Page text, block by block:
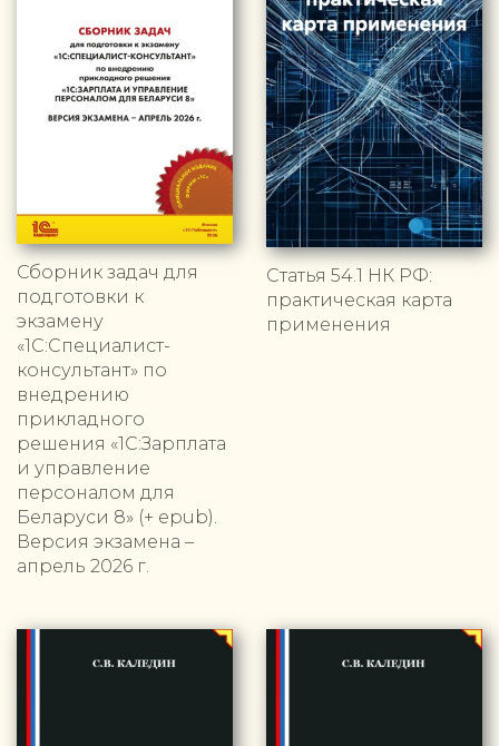
Сборник задач для
подготовки к
экзамену
«1С:Специалист-
консультант» по
внедрению
прикладного
решения «1С:Зарплата
и управление
персоналом для
Беларуси 8» (+ epub).
Версия экзамена –
апрель 2026 г.
Статья 54.1 НК РФ:
практическая карта
применения